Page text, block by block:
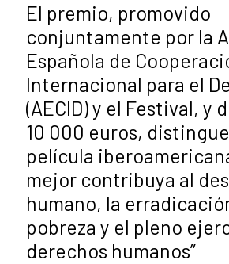
El premio, promovido
conjuntamente por la
Española de
Internacional para el
(AECID) y el Festival, y
10 000 euros,
película
mejor contribuya al
humano, la
pobreza y el pleno
derechos humanos”